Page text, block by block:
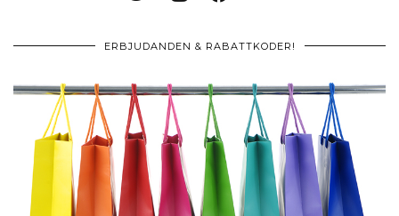
ERBJUDANDEN & RABATTKODER!